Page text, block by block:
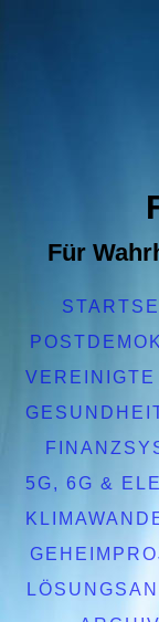
Für